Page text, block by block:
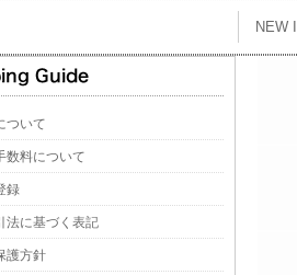
NEW
ついて
数料について
録
法に基づく表記
護方針